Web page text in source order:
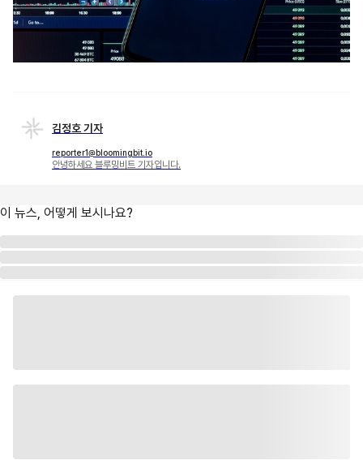
김정호 기자
reporter1@bloomingbit.io
안녕하세요 블루밍비트 기자입니다.
이 뉴스, 어떻게 보시나요?